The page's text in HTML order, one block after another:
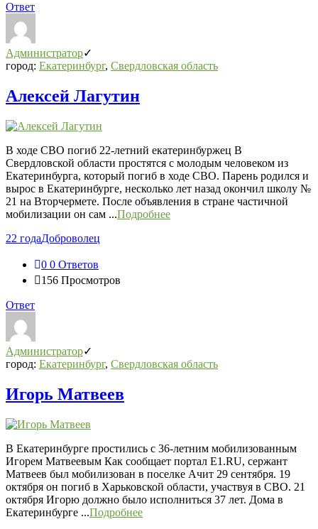
Ответ
Администратор
город: Екатеринбург, Свердловская область
Алексей Лагутин
В ходе СВО погиб 22-летний екатеринбуржец В
Свердловской области простятся с молодым человеком из
Екатеринбурга, который погиб в ходе СВО. Парень родился и
вырос в Екатеринбурге, несколько лет назад окончил школу №
21 на Вторчермете. После объявления в стране частичной
мобилизации он сам ...Подробнее
22 годаДоброволец
0 0 Ответов
156 Просмотров
Ответ
Администратор
город: Екатеринбург, Свердловская область
Игорь Матвеев
В Екатеринбурге простились с 36-летним мобилизованным
Игорем Матвеевым Как сообщает портал Е1.RU, сержант
Матвеев был мобилизован в поселке Ачит 29 сентября. 19
октября он погиб в Харьковской области, участвуя в СВО. 21
октября Игорю должно было исполниться 37 лет. Дома в
Екатеринбурге ...Подробнее